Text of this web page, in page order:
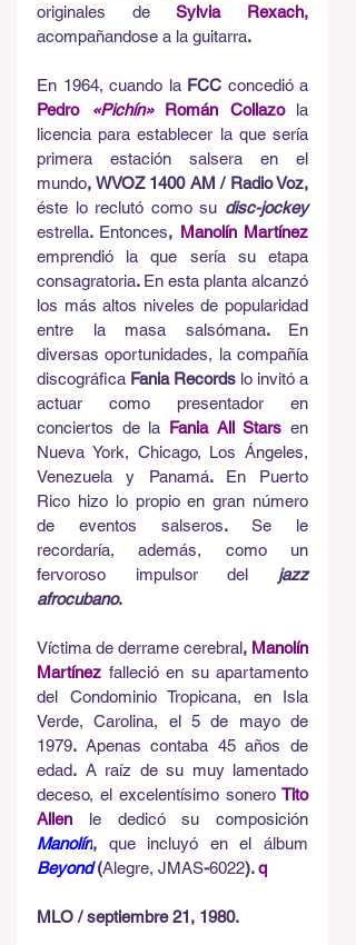
originales de
Sylvia Rexach
acompañandose a la guitarra.
En 1964, cuando la FCC concedió a
Pedro
«Pichín» Román Collazo la
licencia para establecer la que sería
primera estación salsera en el
mundo
éste lo reclutó como su disc-jockey
estrella. Entonces, Manolín Martínez
emprendió la que sería su etapa
consagratoria. En esta planta alcanzó
los más altos niveles de popularidad
entre la masa salsómana. En
diversas oportunidades, la compañía
discográfica Fania Records lo invitó a
actuar como presentador en
conciertos de la Fania All Stars en
Nueva York, Chicago, Los Ángeles,
Venezuela y Panamá. En Puerto
Rico hizo lo propio en gran número
de eventos salseros. Se le
recordaría, además, como un
fervoroso
impulsor del
jazz
afrocubano.
Víctima de derrame cerebral, Manolín
Martínez falleció en su apartamento
del Condominio Tropicana, en Isla
Verde, Carolina, el 5 de mayo de
1979. Apenas contaba 45 años de
edad. A raíz de su muy lamentado
deceso, el excelentísimo sonero Tito
Allen
le dedicó su composición
Manolín, que incluyó en el
Beyond (Alegre, JMAS-6022). q
MLO / septiembre 21, 1980.